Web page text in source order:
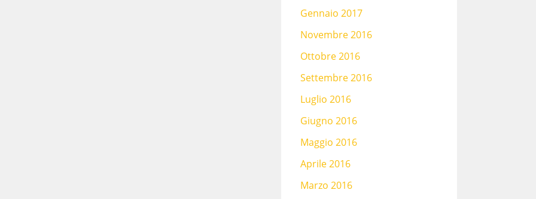
Gennaio 2017
Novembre 2016
Ottobre 2016
Settembre 2016
Luglio 2016
Giugno 2016
Maggio 2016
Aprile 2016
Marzo 2016